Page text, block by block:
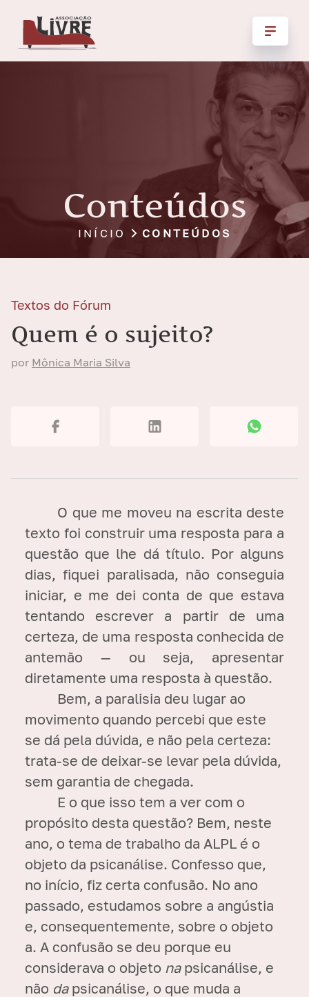
Conteúdos
INÍCIO CONTEÚDOS
Textos do Fórum
Quem é o sujeito?
por Mônica Maria Silva
O que me moveu na escrita deste
texto foi construir uma resposta para a
questão que lhe dá título. Por alguns
dias, fiquei paralisada, não conseguia
iniciar, e me dei conta de que estava
tentando escrever a partir de uma
certeza, de uma resposta conhecida de
antemão — ou seja, apresentar
diretamente uma resposta à questão.
Bem, a paralisia deu lugar ao
movimento quando percebi que este
se dá pela dúvida, e não pela certeza:
trata-se de deixar-se levar pela dúvida,
sem garantia de chegada.
E o que isso tem a ver com o
propósito desta questão? Bem, neste
ano, o tema de trabalho da ALPL é o
objeto da psicanálise. Confesso que,
no início, fiz certa confusão. No ano
passado, estudamos sobre a angústia
e, consequentemente, sobre o objeto
a. A confusão se deu porque eu
considerava o objeto napsicanálise, e
não dapsicanálise, o que muda a